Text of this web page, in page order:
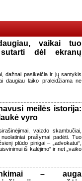
vaikai tuo
dėl ekranų
dažnai pasikeičia ir jų santykis
laiko praleidžiama ne
meilės istorija:
vyro
vaizdo skambučiai,
prašymai padėti. Tuo
plūdo pinigai – „advokatui“,
iš kalėjimo“ ir net „vaiko
– auga